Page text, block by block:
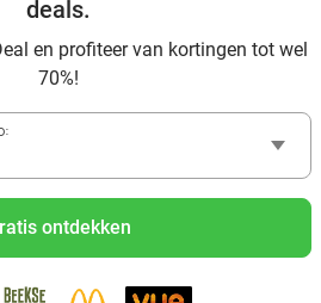
deals.
en profiteer van kortingen tot wel
70%!
ontdekken
réduit à Calais
environs